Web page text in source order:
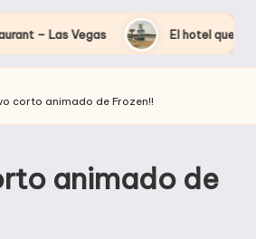
Vegas El hotel que Disney
corto animado de Frozen!!
animado de